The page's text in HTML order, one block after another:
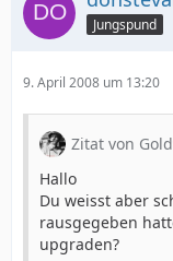
Jungspund
9. April 2008 um 13:20
Zitat von
Hallo
Du weisst aber
rausgegeben
upgraden?